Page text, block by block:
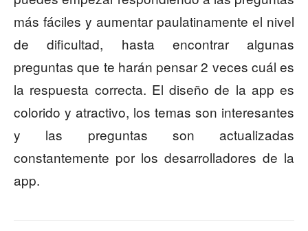
más fáciles y aumentar paulatinamente el nivel
de dificultad, hasta encontrar algunas
preguntas que te harán pensar 2 veces cuál es
la respuesta correcta. El diseño de la app es
colorido y atractivo, los temas son interesantes
y las preguntas son actualizadas
constantemente por los desarrolladores de la
app.